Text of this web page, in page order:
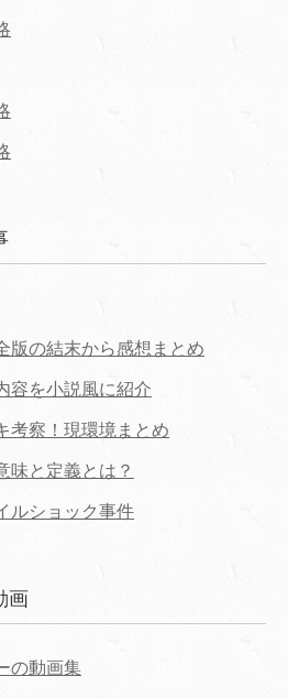
版の結末から感想まとめ
容を小説風に紹介
考察！現環境まとめ
味と定義とは？
ルショック事件
画
の動画集